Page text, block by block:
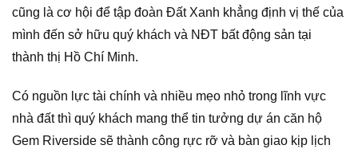
cũng là cơ hội để tập đoàn Đất Xanh khẳng định vị thế của
mình đến sở hữu quý khách và NĐT bất động sản tại
thành thị Hồ Chí Minh.
Có nguồn lực tài chính và nhiều mẹo nhỏ trong lĩnh vực
nhà đất thì quý khách mang thể tin tưởng dự án căn hộ
Gem Riverside sẽ thành công rực rỡ và bàn giao kịp lịch